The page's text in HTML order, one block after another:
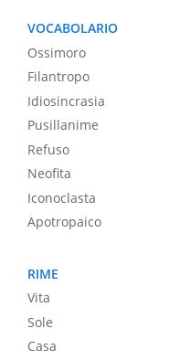
VOCABOLARIO
Ossimoro
Filantropo
Idiosincrasia
Pusillanime
Refuso
Neofita
Iconoclasta
Apotropaico
RIME
Vita
Sole
Casa